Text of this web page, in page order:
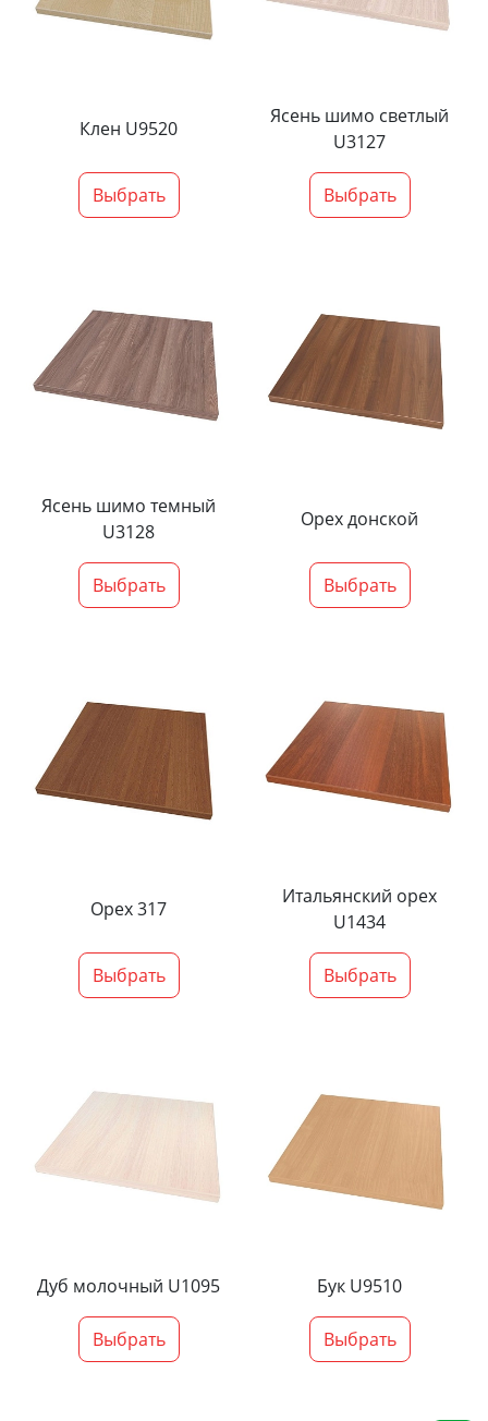
Клен U9520
Выбрать
Ясень шимо светлый
U3127
Выбрать
Ясень шимо темный
U3128
Выбрать
Орех донской
Выбрать
Орех 317
Выбрать
Итальянский орех
U1434
Выбрать
Дуб молочный U1095
Выбрать
Бук U9510
Выбрать